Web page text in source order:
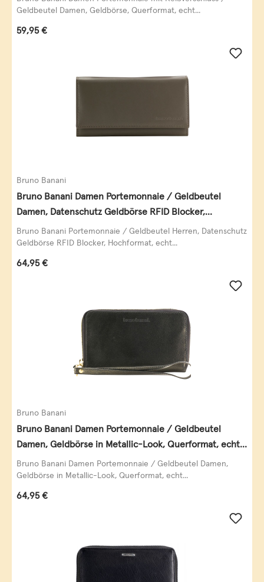
Geldbeutel Damen, Geldbörse, Querformat, echt...
Regulärer Preis:
59,95 €
Bruno Banani
Bruno Banani Damen Portemonnaie / Geldbeutel
Damen, Datenschutz Geldbörse RFID Blocker,
Querformat, echt Leder, taupe
Bruno Banani Portemonnaie / Geldbeutel Herren, Datenschutz
Geldbörse RFID Blocker, Hochformat, echt...
Regulärer Preis:
64,95 €
Bruno Banani
Bruno Banani Damen Portemonnaie / Geldbeutel
Damen, Geldbörse in Metallic-Look, Querformat, echt
Leder, schwarz-gold
Bruno Banani Damen Portemonnaie / Geldbeutel Damen,
Geldbörse in Metallic-Look, Querformat, echt...
Regulärer Preis:
64,95 €